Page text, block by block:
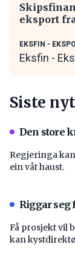
eksport
EKSFIN -
Eksfin -
Siste
Den store
Regjeringa
ein våt haust.
Riggar seg
Få prosjekt vil
kan